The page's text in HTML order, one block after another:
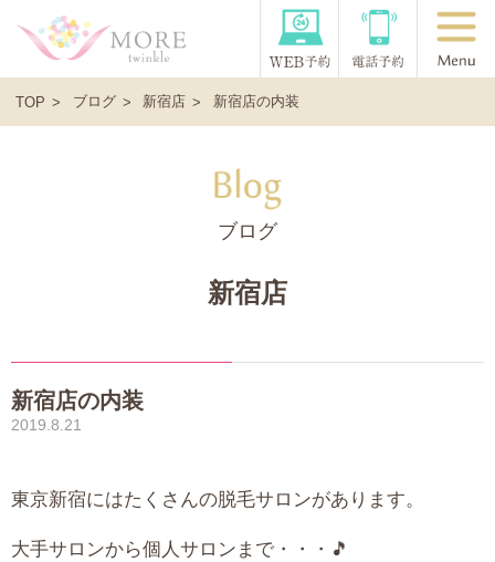
TOP ブログ 新宿店 新宿店の内装
ブログ
新宿店
新宿店の内装
2019.8.21
東京新宿にはたくさんの脱毛サロンがあります。
大手サロンから個人サロンまで・・・🎵